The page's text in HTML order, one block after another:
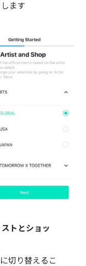
ます
トとショッ
切り替えるこ